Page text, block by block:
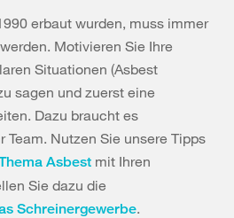
erbaut wurden, muss immer
Motivieren Sie Ihre
Situationen (Asbest
sagen und zuerst eine
Dazu braucht es
Team. Nutzen Sie unsere Tipps
Asbest mit Ihren
Sie dazu die
Schreinergewerbe.